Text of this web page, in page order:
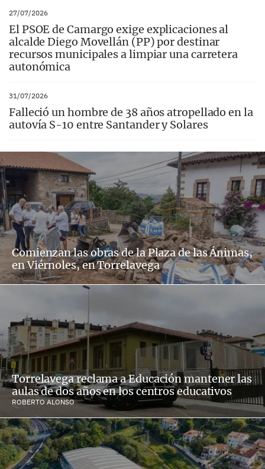
27/07/2026
El PSOE de Camargo exige explicaciones al
alcalde Diego Movellán (PP) por destinar
recursos municipales a limpiar una carretera
autonómica
31/07/2026
Falleció un hombre de 38 años atropellado en la
autovía S-10 entre Santander y Solares
Comienzan las obras de la Plaza de las Ánimas,
en Viérnoles, en Torrelavega
Torrelavega reclama a Educación mantener las
aulas de dos años en los centros educativos
ROBERTO ALONSO